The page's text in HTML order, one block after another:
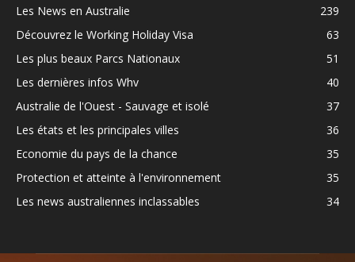
Les News en Australie
239
Découvrez le Working Holiday Visa
63
Les plus beaux Parcs Nationaux
51
Les dernières infos Whv
40
Australie de l'Ouest - Sauvage et isolé
37
Les états et les principales villes
36
Economie du pays de la chance
35
Protection et atteinte à l'environnement
35
Les news australiennes inclassables
34